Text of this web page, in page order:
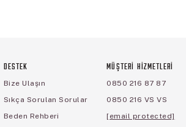
DESTEK
Bize Ulaşın
Sıkça Sorulan Sorular
Beden Rehberi
MÜŞTERİ HİZMETLERİ
0850 216 87 87
0850 216 VS VS
[email protected]